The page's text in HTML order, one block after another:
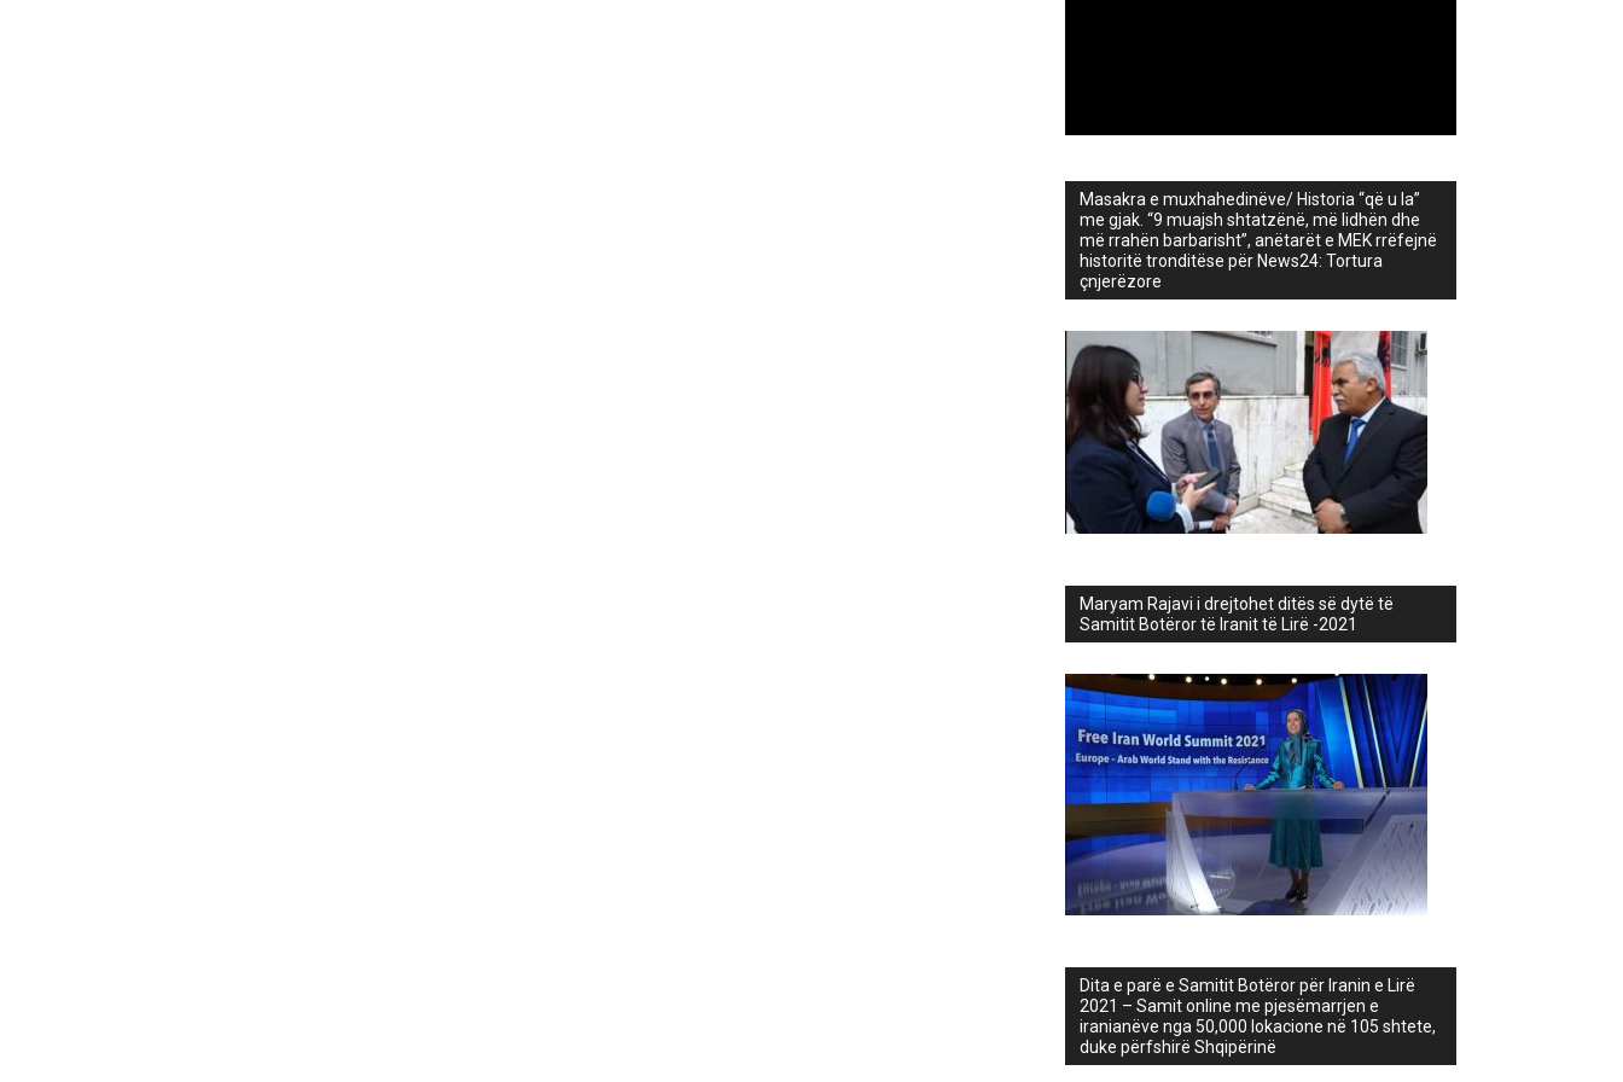
Masakra e muxhahedinëve/ Historia “që u la”
me gjak. “9 muajsh shtatzënë, më lidhën dhe
më rrahën barbarisht”, anëtarët e MEK rrëfejnë
historitë tronditëse për News24: Tortura
çnjerëzore
Maryam Rajavi i drejtohet ditës së dytë të
Samitit Botëror të Iranit të Lirë -2021
Dita e parë e Samitit Botëror për Iranin e Lirë
2021 – Samit online me pjesëmarrjen e
iranianëve nga 50,000 lokacione në 105 shtete,
duke përfshirë Shqipërinë